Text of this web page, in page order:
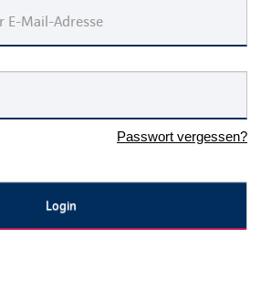
Passwort vergessen?